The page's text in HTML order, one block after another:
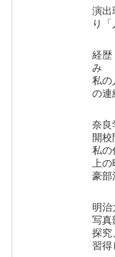
演出
り
経歴
み
私の
の連
奈良
開校
私の
上
豪部
明治
写真
探究
習得